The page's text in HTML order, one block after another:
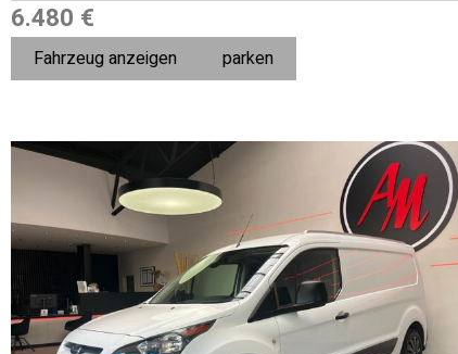
6.480 €
Fahrzeug anzeigen parken